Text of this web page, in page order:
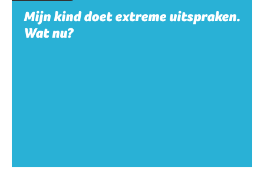
Mijn kind doet extreme uitspraken.
Wat nu?